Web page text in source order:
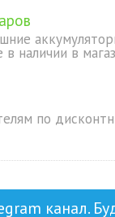
наличии в
по
канал.